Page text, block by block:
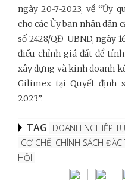
ngày 20-7-2023, về “Ủy
cho các Ủy ban nhân dân
số 2428/QĐ-UBND, ngày
điều chỉnh giá đất để
xây dựng và kinh doanh
Gilimex tại Quyết định
2023”.
TAG DOANH NGHIỆP
CƠ CHẾ, CHÍNH SÁCH ĐẶC
HỘI